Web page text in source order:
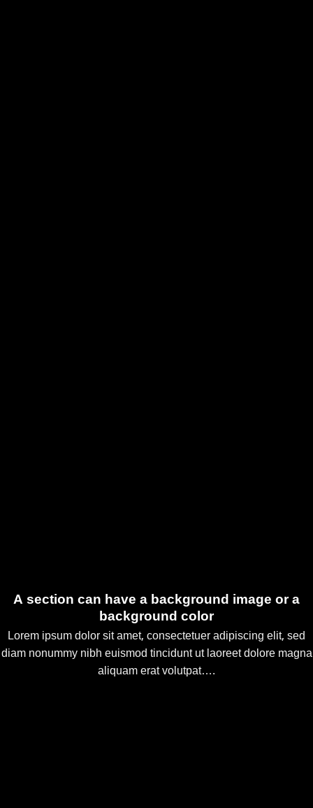
A section can have a background image or a
background color
Lorem ipsum dolor sit amet, consectetuer adipiscing elit, sed
diam nonummy nibh euismod tincidunt ut laoreet dolore magna
aliquam erat volutpat….